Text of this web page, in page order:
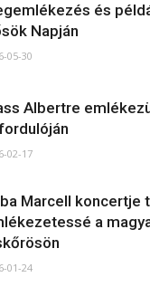
és
Napján
05-30
Albertre
02-17
Marcell koncertje
a
01-24